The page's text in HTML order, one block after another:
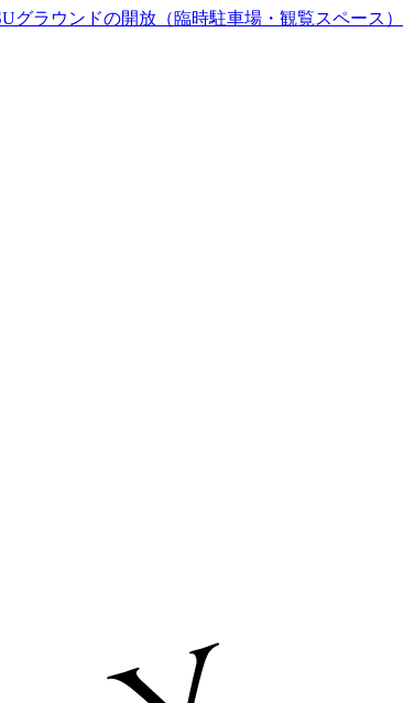
グラウンドの開放（臨時駐車場・観覧スペース